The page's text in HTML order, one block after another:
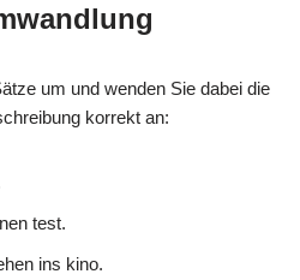
um und wenden Sie dabei die
korrekt an:
test.
ins kino.